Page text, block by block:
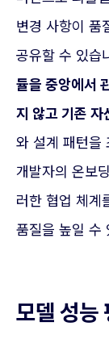
변경 사항이 품
공유할 수 있습
듈을 중앙에서
지 않고 기존 자
와 설계 패턴을
개발자의 온보
러한 협업 체계
품질을 높일 수
모델 성능